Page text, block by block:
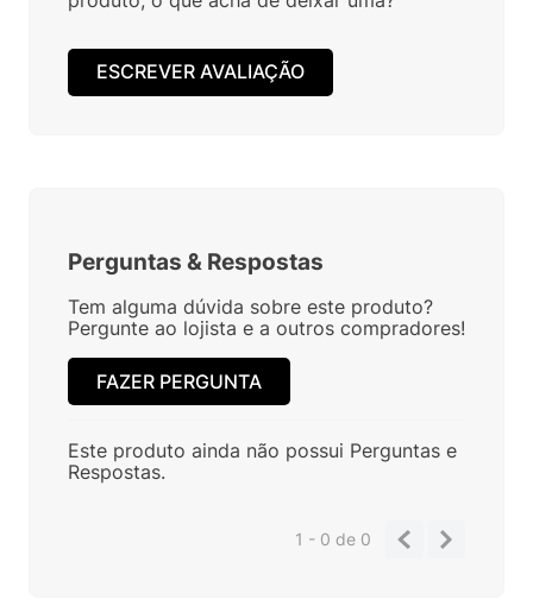
ESCREVER AVALIAÇÃO
Perguntas & Respostas
Tem alguma dúvida sobre este produto?
Pergunte ao lojista e a outros compradores!
FAZER PERGUNTA
Este produto ainda não possui Perguntas e
Respostas.
1 - 0de 0